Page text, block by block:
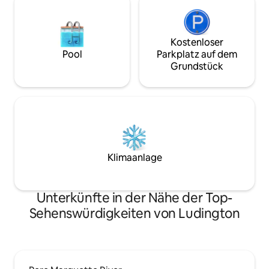
Pool
Kostenloser
Parkplatz auf dem
Grundstück
Klimaanlage
Unterkünfte in der Nähe der Top-
Sehenswürdigkeiten von Ludington